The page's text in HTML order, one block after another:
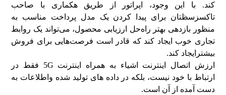
کند. با این وجود، اپراتور از طریق هکماری با صاحب
تاکسزسظتان برای پیدا کردن یک مدل پرداخت مناسب به
منظور بازدهی بهتر راه‌حل ارزیابی محصول، می‌تواند یک روابط
تجاری خوب ایجاد کند که قادر است فرصت‌هایی برای فروش
بیشترایجاد کند.
ارزش اتصال اینترنت اشیاء به همراه اینترنت 5G فقط در
ارتباط با خود نیست، بلکه در داده های تولید شده واطلاعات به
دست آمده از آن است.